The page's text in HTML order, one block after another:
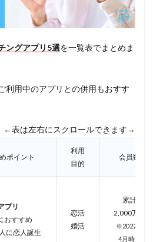
ングアプリ5選を一覧表でまとめま
利用中のアプリとの併用もおすす
←表は左右にスクロールできます→
ポイント
利用
目的
会員数
プリ
おすすめ
に恋人誕生
恋活
婚活
累計
2,000万人
※2022年
4月時点